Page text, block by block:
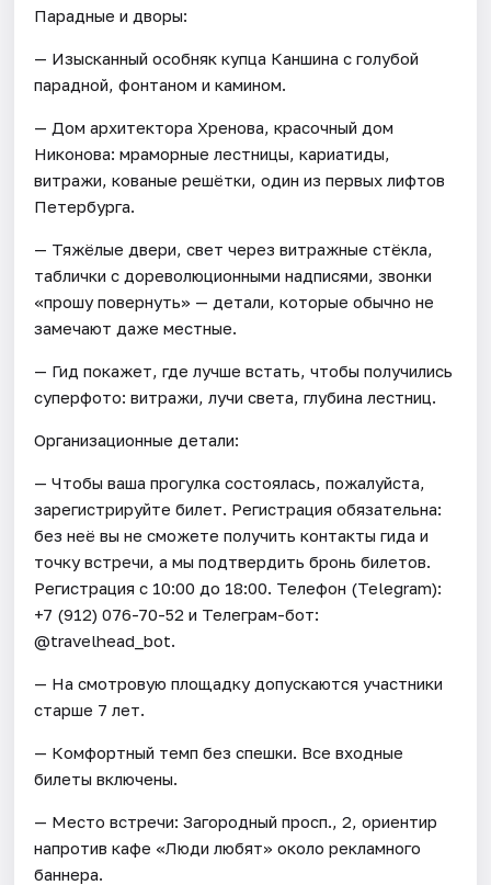
Парадные и дворы:
— Изысканный особняк купца Каншина с голубой
парадной, фонтаном и камином.
— Дом архитектора Хренова, красочный дом
Никонова: мраморные лестницы, кариатиды,
витражи, кованые решётки, один из первых лифтов
Петербурга.
— Тяжёлые двери, свет через витражные стёкла,
таблички с дореволюционными надписями, звонки
«прошу повернуть» — детали, которые обычно не
замечают даже местные.
— Гид покажет, где лучше встать, чтобы получились
суперфото: витражи, лучи света, глубина лестниц.
Организационные детали:
— Чтобы ваша прогулка состоялась, пожалуйста,
зарегистрируйте билет. Регистрация обязательна:
без неё вы не сможете получить контакты гида и
точку встречи, а мы подтвердить бронь билетов.
Регистрация с 10:00 до 18:00. Телефон (Telegram):
+7 (912) 076-70-52 и Телеграм-бот:
@travelhead_bot.
— На смотровую площадку допускаются участники
старше 7 лет.
— Комфортный темп без спешки. Все входные
билеты включены.
— Место встречи: Загородный просп., 2, ориентир
напротив кафе «Люди любят» около рекламного
баннера.